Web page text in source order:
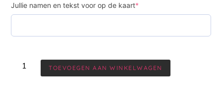
Jullie namen en tekst voor op de kaart*
TOEVOEGEN AAN WINKELWAGEN